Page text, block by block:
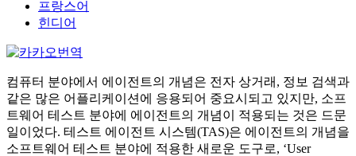
프랑스어
힌디어
컴퓨터 분야에서 에이전트의 개념은 전자 상거래, 정보 검색과
같은 많은 어플리케이션에 응용되어 중요시되고 있지만, 소프
트웨어 테스트 분야에 에이전트의 개념이 적용되는 것은 드문
일이었다. 테스트 에이전트 시스템(TAS)은 에이전트의 개념을
소프트웨어 테스트 분야에 적용한 새로운 도구로, ‘User